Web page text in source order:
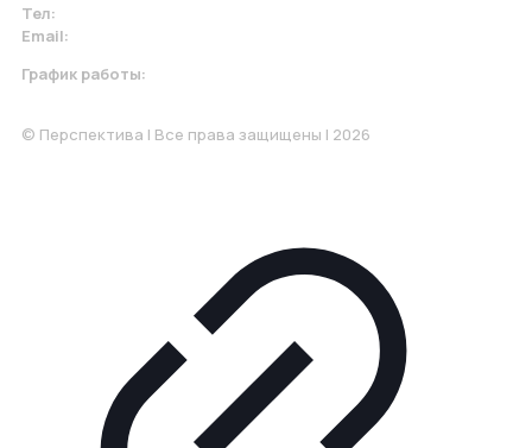
Тел:
Email:
График работы:
© Перспектива | Все права защищены | 2026